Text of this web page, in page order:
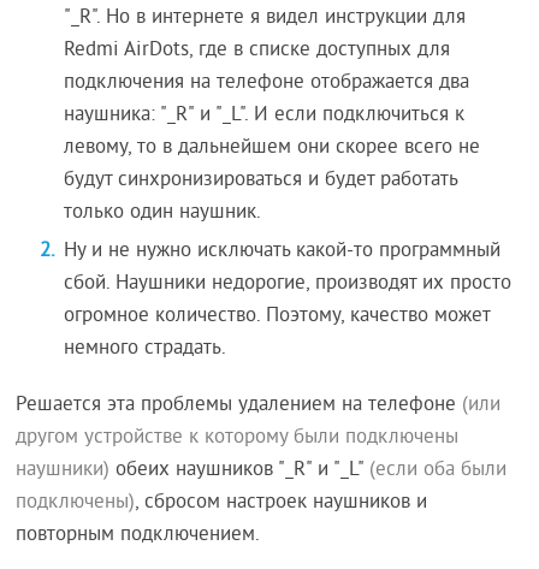
"_R". Но в интернете я видел инструкции для
Redmi AirDots, где в списке доступных для
подключения на телефоне отображается два
наушника: "_R" и "_L". И если подключиться к
левому, то в дальнейшем они скорее всего не
будут синхронизироваться и будет работать
только один наушник.
Ну и не нужно исключать какой-то программный
сбой. Наушники недорогие, производят их просто
огромное количество. Поэтому, качество может
немного страдать.
Решается эта проблемы удалением на телефоне (или
другом устройстве к которому были подключены
наушники) обеих наушников "_R" и "_L" (если оба были
подключены), сбросом настроек наушников и
повторным подключением.